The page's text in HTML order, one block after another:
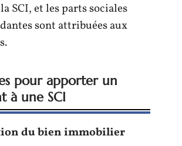
SCI, et les parts sociales
sont attribuées aux
pour apporter un
à une SCI
du bien immobilier